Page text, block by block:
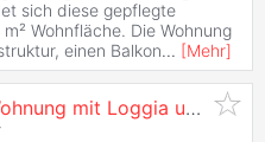
sich diese gepflegte
Wohnfläche. Die Wohnung
einen Balkon... [Mehr]
Kernsanierte 2,5-Zimmer-Wohnung mit Loggia und Garage in